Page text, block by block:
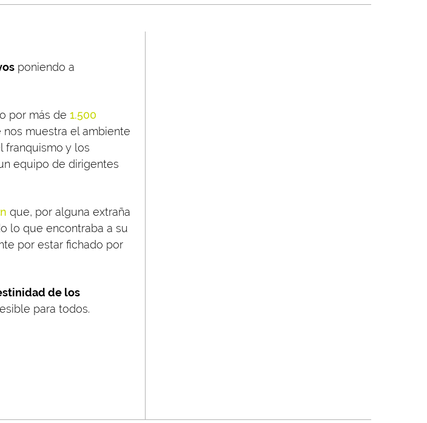
poniendo a
por más de 1.500
nos muestra el ambiente
franquismo y los
equipo de dirigentes
que, por alguna extraña
lo que encontraba a su
por estar fichado por
de los
para todos.